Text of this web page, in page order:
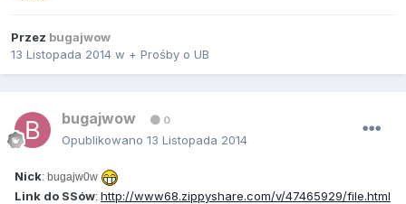
Przez bugajwow
13 Listopada 2014 w + Prośby o UB
bugajwow 0
Opublikowano 13 Listopada 2014
Nick: bugajw0w
Link do SSów: http://www68.zippyshare.com/v/47465929/file.html